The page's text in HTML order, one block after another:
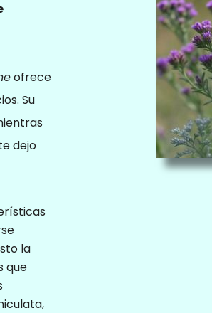
ofrece
Su
dejo
la
que